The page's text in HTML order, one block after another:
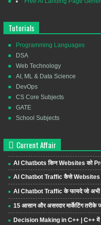
Tutorials
Programming Languages
DSA
Web Technology
AI, ML & Data Science
DevOps
CS Core Subjects
GATE
School Subjects
Current Affair
AI Chatbots किन Websites को
AI Chatbot Traffic कैसे Websites
AI Chatbot Traffic के फायदे जो अभी
15 आसान और असरदार मार्केटिंग तरीके
Decision Making in C++ | C++ में